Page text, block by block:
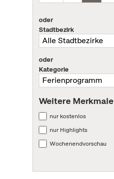
oder
Stadtbezirk
oder
Kategorie
Weitere Merkmale
nur kostenlos
nur Highlights
Wochenendvorschau